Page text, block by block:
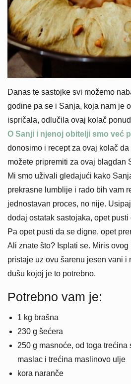
Danas te sastojke svi možemo
godine pa se i Sanja, koja nam je
ispričala, odlučila ovaj kolač
O Sanji i njenoj obitelji smo već
donosimo i recept za ovaj kolač
možete pripremiti za ovaj blagdan
Mi smo uživali gledajući kako
prekrasne lumblije i rado bih vam
jednostavan proces, no nije.
dodaj ostatak sastojaka, opet
Pa opet pusti da se digne, opet
Ali znate što? Isplati se. Miris
pristaje uz ovu šarenu jesen vani i
dušu kojoj je to potrebno.
Potrebno vam je:
1 kg brašna
230 g šećera
250 g masnoće, od toga trećina
maslac i trećina maslinovo ulje
kora naranče